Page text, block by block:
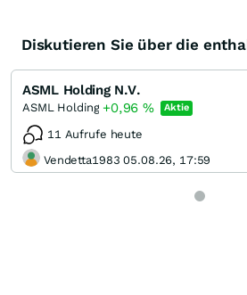
Diskutieren Sie über die
ASML Holding N.V.
ASML Holding +0,96 % Aktie
11 Aufrufe heute
Vendetta1983 05.08.26, 17:59